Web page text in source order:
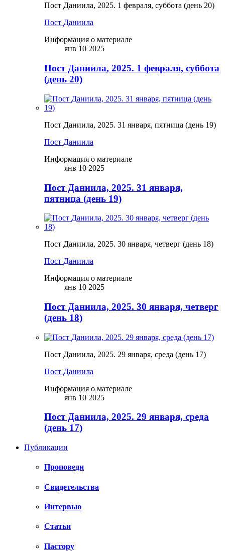
Пост Даниила, 2025. 1 февраля, суббота (день 20)
Пост Даниила
Информация о материале
янв 10 2025
Пост Даниила, 2025. 1 февраля, суббота
(день 20)
Пост Даниила, 2025. 31 января, пятница (день 19)
Пост Даниила
Информация о материале
янв 10 2025
Пост Даниила, 2025. 31 января,
пятница (день 19)
Пост Даниила, 2025. 30 января, четверг (день 18)
Пост Даниила
Информация о материале
янв 10 2025
Пост Даниила, 2025. 30 января, четверг
(день 18)
Пост Даниила, 2025. 29 января, среда (день 17)
Пост Даниила
Информация о материале
янв 10 2025
Пост Даниила, 2025. 29 января, среда
(день 17)
Публикации
Проповеди
Свидетельства
Интервью
Статьи
Пастору